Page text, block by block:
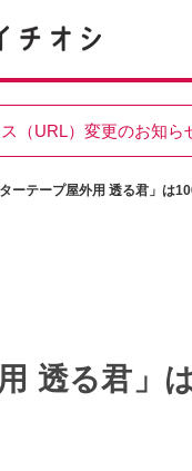
（URL）変更のお知ら
ーテープ屋外用 透る君」は
透る君」